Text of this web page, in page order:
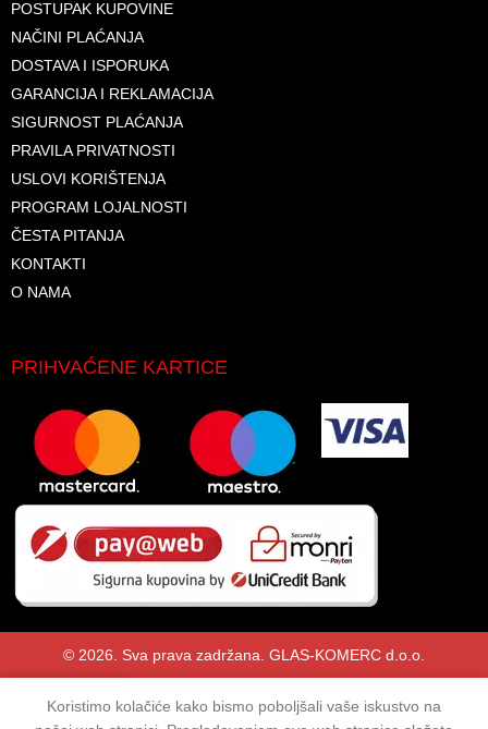
POSTUPAK KUPOVINE
NAČINI PLAĆANJA
DOSTAVA I ISPORUKA
GARANCIJA I REKLAMACIJA
SIGURNOST PLAĆANJA
PRAVILA PRIVATNOSTI
USLOVI KORIŠTENJA
PROGRAM LOJALNOSTI
ČESTA PITANJA
KONTAKTI
O NAMA
PRIHVAĆENE KARTICE
© 2026. Sva prava zadržana. GLAS-KOMERC d.o.o.
Koristimo kolačiće kako bismo poboljšali vaše iskustvo na